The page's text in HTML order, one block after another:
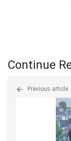
Continue
Previous article